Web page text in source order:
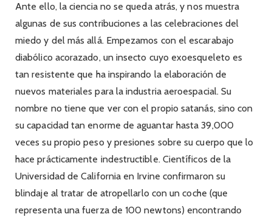
Ante ello, la ciencia no se queda atrás, y nos muestra
algunas de sus contribuciones a las celebraciones del
miedo y del más allá. Empezamos con el escarabajo
diabólico acorazado, un insecto cuyo exoesqueleto es
tan resistente que ha inspirando la elaboración de
nuevos materiales para la industria aeroespacial. Su
nombre no tiene que ver con el propio satanás, sino con
su capacidad tan enorme de aguantar hasta 39,000
veces su propio peso y presiones sobre su cuerpo que lo
hace prácticamente indestructible. Científicos de la
Universidad de California en Irvine confirmaron su
blindaje al tratar de atropellarlo con un coche (que
representa una fuerza de 100 newtons) encontrando